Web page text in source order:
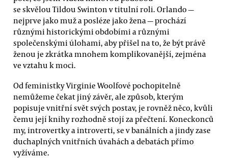
se skvělou Tildou Swinton v titulní roli. Orlando —
nejprve jako muž a posléze jako žena — prochází
různými historickými obdobími a různými
společenskými úlohami, aby přišel na to, že být právě
ženou je zkrátka mnohem komplikovanější, zejména
ve vztahu k moci.
Od feministky Virginie Woolfové pochopitelně
nemůžeme čekat jiný závěr, ale způsob, kterým
popisuje vnitřní svět svých postav, je rovněž něco, kvůli
čemu její knihy rozhodně stojí za přečtení. Koneckonců
my, introvertky a introverti, se v banálních a jindy zase
duchaplných vnitřních úvahách a debatách přímo
vyžíváme.